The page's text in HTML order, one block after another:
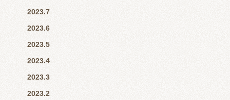
2023.7
2023.6
2023.5
2023.4
2023.3
2023.2